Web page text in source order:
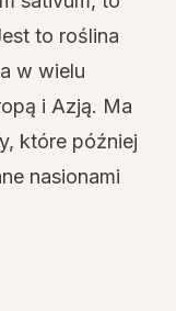
to roślina
w wielu
i Azją. Ma
które później
nasionami